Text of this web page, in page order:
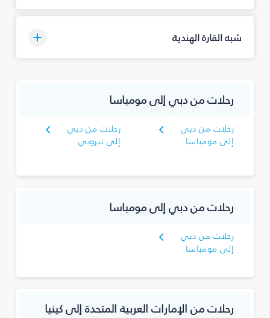
شبه القارة الهندية
رحلات من دبي إلى مومباسا
رحلات من دبي
إلى مومباسا
رحلات من دبي
إلى نيروبي
رحلات من دبي إلى مومباسا
رحلات من دبي
إلى مومباسا
رحلات من الإمارات العربية المتحدة إلى كينيا